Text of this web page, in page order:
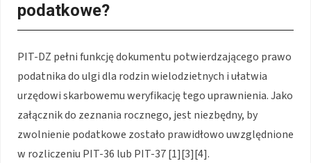
podatkowe?
PIT-DZ pełni funkcję dokumentu potwierdzającego prawo
podatnika do ulgi dla rodzin wielodzietnych i ułatwia
urzędowi skarbowemu weryfikację tego uprawnienia. Jako
załącznik do zeznania rocznego, jest niezbędny, by
zwolnienie podatkowe zostało prawidłowo uwzględnione
w rozliczeniu PIT-36 lub PIT-37 [1][3][4].